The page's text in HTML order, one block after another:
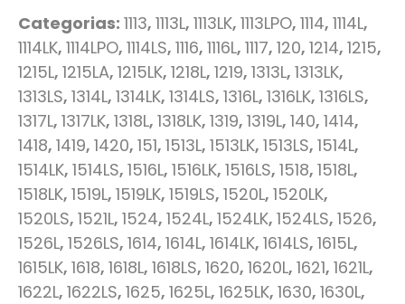
Categorias: 1113, 1113L, 1113LK, 1113LPO, 1114, 1114L,
1114LK, 1114LPO, 1114LS, 1116, 1116L, 1117, 120, 1214, 1215,
1215L, 1215LA, 1215LK, 1218L, 1219, 1313L, 1313LK,
1313LS, 1314L, 1314LK, 1314LS, 1316L, 1316LK, 1316LS,
1317L, 1317LK, 1318L, 1318LK, 1319, 1319L, 140, 1414,
1418, 1419, 1420, 151, 1513L, 1513LK, 1513LS, 1514L,
1514LK, 1514LS, 1516L, 1516LK, 1516LS, 1518, 1518L,
1518LK, 1519L, 1519LK, 1519LS, 1520L, 1520LK,
1520LS, 1521L, 1524, 1524L, 1524LK, 1524LS, 1526,
1526L, 1526LS, 1614, 1614L, 1614LK, 1614LS, 1615L,
1615LK, 1618, 1618L, 1618LS, 1620, 1620L, 1621, 1621L,
1622L, 1622LS, 1625, 1625L, 1625LK, 1630, 1630L,